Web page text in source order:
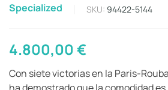
Specialized SKU: 94422-5144
4.800,00€
Con siete victorias en la Paris-